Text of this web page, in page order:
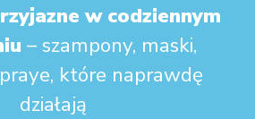
w codziennym
– szampony, maski,
które naprawdę
działają